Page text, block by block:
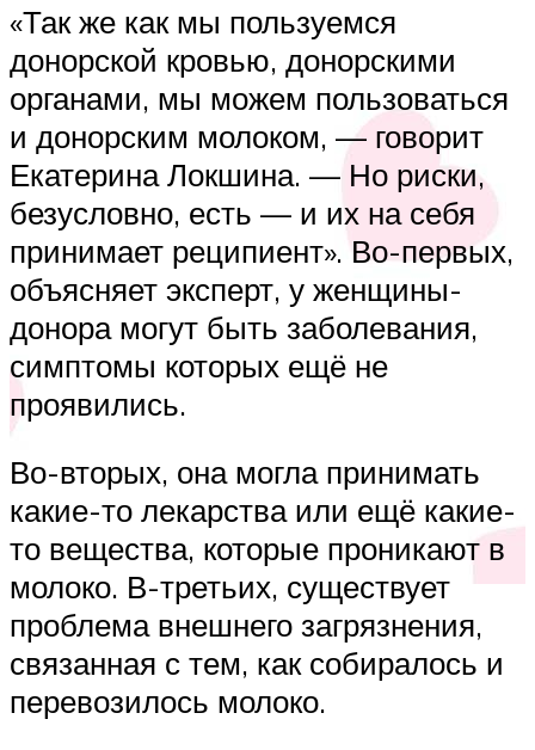
«Так же как мы пользуемся
донорской кровью, донорскими
органами, мы можем пользоваться
и донорским молоком, — говорит
Екатерина Локшина. — Но риски,
безусловно, есть — и их на себя
принимает реципиент». Во-первых,
объясняет эксперт, у женщины-
донора могут быть заболевания,
симптомы которых ещё не
проявились.
Во-вторых, она могла принимать
какие-то лекарства или ещё какие-
то вещества, которые проникают в
молоко. В-третьих, существует
проблема внешнего загрязнения,
связанная с тем, как собиралось и
перевозилось молоко.